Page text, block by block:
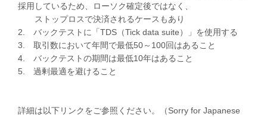
採用しているため、ローソク確定後ではなく、
ストップロスで決済されるケースもあり
2. バックテストに「TDS（Tick data suite）」を使用する
3. 取引数において年間で最低50～100回はあること
4. バックテストの期間は最低10年はあること
5. 過剰最適を避けること
詳細は以下リンクをご参照ください。（Sorry for Japanese